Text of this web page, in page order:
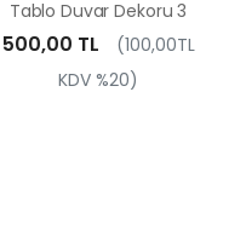
Tablo Duvar Dekoru 3
500,00 TL
(100,00TL
KDV %20)